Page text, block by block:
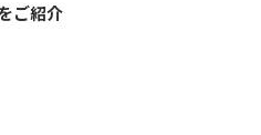
ご紹介